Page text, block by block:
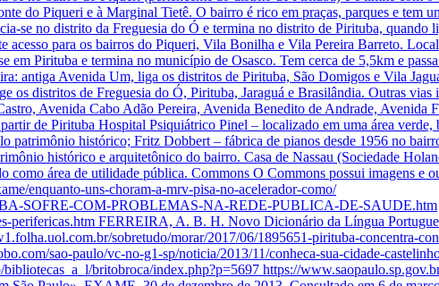
do Piqueri e à Marginal Tietê. O bairro é rico em praças, parques e tem
se no distrito da Freguesia do Ó e termina no distrito de Pirituba, quando
para os bairros do Piqueri, Vila Bonilha e Vila Pereira Barreto.
Pirituba e termina no município de Osasco. Tem cerca de 5,5km e
antiga Avenida Um, liga os distritos de Pirituba, São Domigos e Vila
distritos de Freguesia do Ó, Pirituba, Jaraguá e Brasilândia. Outras vias
Avenida Cabo Adão Pereira, Avenida Benedito de Andrade, Avenida
de Pirituba Hospital Psiquiátrico Pinel – localizado em uma área verde,
patrimônio histórico; Fritz Dobbert – fábrica de pianos desde 1956 no
histórico e arquitetônico do bairro. Casa de Nassau (Sociedade
como área de utilidade pública. Commons O Commons possui imagens e
enquanto-uns-choram-a-mrv-pisa-no-acelerador-como/
SOFRE-COM-PROBLEMAS-NA-REDE-PUBLICA-DE-SAUDE.htm
perifericas.htm FERREIRA, A. B. H. Novo Dicionário da Língua
sobretudo/morar/2017/06/1895651-pirituba-concentra-
sao-paulo/vc-no-g1-sp/noticia/2013/11/conheca-sua-cidade-
britobroca/index.php?p=5697 https://